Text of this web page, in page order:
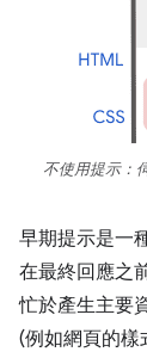
不使用提示：
早期提示是一
在最終回應之
忙於產生主要
(例如網頁的樣